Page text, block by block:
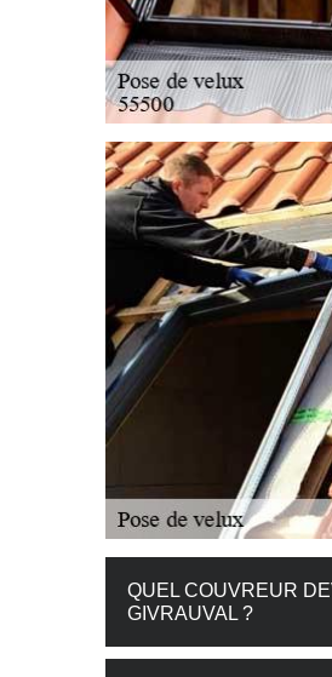
QUEL COUVREUR
GIVRAUVAL ?